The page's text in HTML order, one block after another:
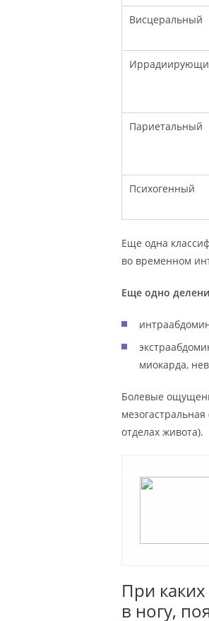
Висцеральный
Париетальный
Психогенный
Еще одна
во временном
Еще одно
миокарда,
Болевые
отделах живота).
При
в ногу,